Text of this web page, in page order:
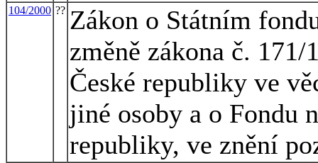
104/2000 ?? Zákon o Státním
změně zákona č.
České republiky ve
jiné osoby a o Fondu
republiky, ve znění